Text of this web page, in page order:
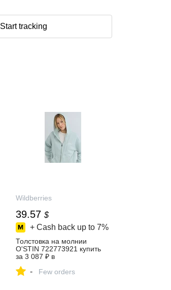
Start tracking
Wildberries
39.57 $
+ Cash back up to 7%
Толстовка на молнии
O'STIN 722773921 купить
за 3 087 ₽ в
Wildberries
- Few orders